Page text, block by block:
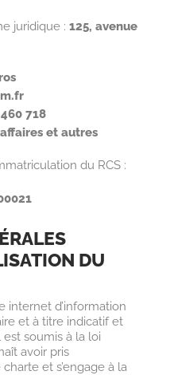
juridique :125, avenue
460 718
et autres
du RCS :
DU
internet d’information
et à titre indicatif et
est soumis à la loi
avoir pris
et s’engage à la